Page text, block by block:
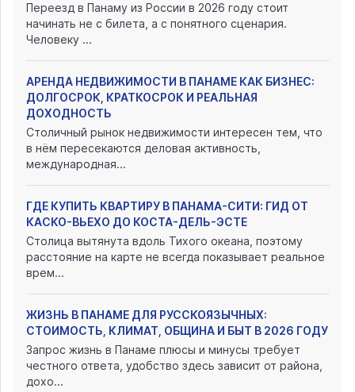
Переезд в Панаму из России в 2026 году стоит
начинать не с билета, а с понятного сценария.
Человеку ...
АРЕНДА НЕДВИЖИМОСТИ В ПАНАМЕ КАК БИЗНЕС:
ДОЛГОСРОК, КРАТКОСРОК И РЕАЛЬНАЯ
ДОХОДНОСТЬ
Столичный рынок недвижимости интересен тем, что
в нём пересекаются деловая активность,
международная...
ГДЕ КУПИТЬ КВАРТИРУ В ПАНАМА-СИТИ: ГИД ОТ
КАСКО-ВЬЕХО ДО КОСТА-ДЕЛЬ-ЭСТЕ
Столица вытянута вдоль Тихого океана, поэтому
расстояние на карте не всегда показывает реальное
врем...
ЖИЗНЬ В ПАНАМЕ ДЛЯ РУССКОЯЗЫЧНЫХ:
СТОИМОСТЬ, КЛИМАТ, ОБЩИНА И БЫТ В 2026 ГОДУ
Запрос жизнь в Панаме плюсы и минусы требует
честного ответа, удобство здесь зависит от района,
дохо...